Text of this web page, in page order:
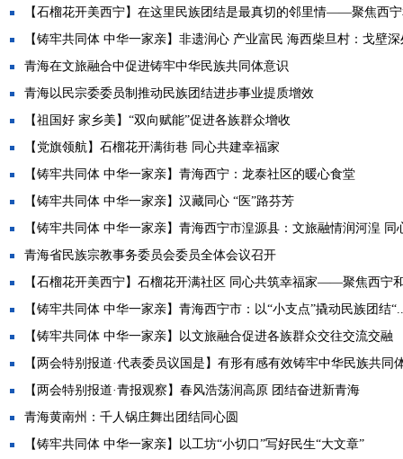
【石榴花开美西宁】在这里民族团结是最真切的邻里情——聚焦西
【铸牢共同体 中华一家亲】非遗润心 产业富民 海西柴旦村：戈壁
青海在文旅融合中促进铸牢中华民族共同体意识
青海以民宗委委员制推动民族团结进步事业提质增效
【祖国好 家乡美】“双向赋能”促进各族群众增收
【党旗领航】石榴花开满街巷 同心共建幸福家
【铸牢共同体 中华一家亲】青海西宁：龙泰社区的暖心食堂
【铸牢共同体 中华一家亲】汉藏同心 “医”路芬芳
【铸牢共同体 中华一家亲】青海西宁市湟源县：文旅融情润河湟 同
青海省民族宗教事务委员会委员全体会议召开
【石榴花开美西宁】石榴花开满社区 同心共筑幸福家——聚焦西宁
【铸牢共同体 中华一家亲】青海西宁市：以“小支点”撬动民族团结
【铸牢共同体 中华一家亲】以文旅融合促进各族群众交往交流交融
【两会特别报道·代表委员议国是】有形有感有效铸牢中华民族共同
【两会特别报道·青报观察】春风浩荡润高原 团结奋进新青海
青海黄南州：千人锅庄舞出团结同心圆
【铸牢共同体 中华一家亲】以工坊“小切口”写好民生“大文章”